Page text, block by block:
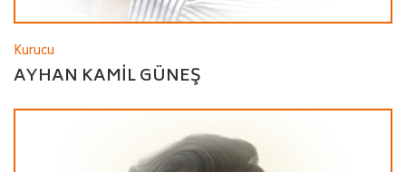
Kurucu
AYHAN KAMIL GÜNEŞ